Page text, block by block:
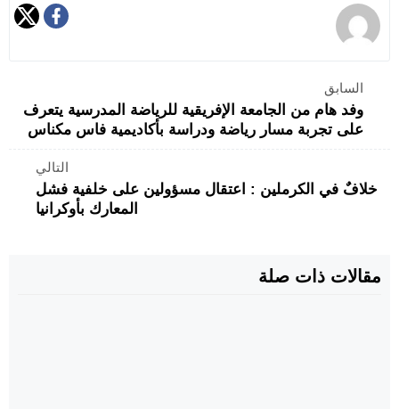
السابق
وفد هام من الجامعة الإفريقية للرياضة المدرسية يتعرف
على تجربة مسار رياضة ودراسة بأكاديمية فاس مكناس
التالي
خلافٌ في الكرملين : اعتقال مسؤولين على خلفية فشل
المعارك بأوكرانيا
مقالات ذات صلة